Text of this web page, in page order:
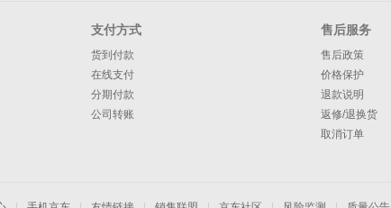
支付方式
货到付款
在线支付
分期付款
公司转账
售后服务
售后政策
价格保护
退款说明
返修/退换货
取消订单